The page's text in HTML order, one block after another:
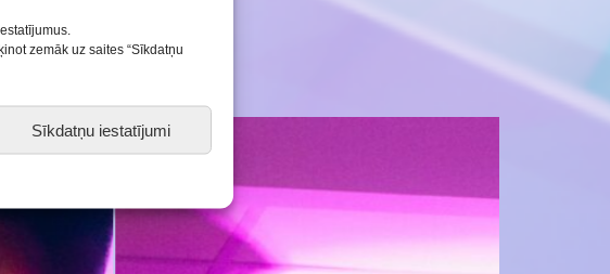
zemāk uz saites “Sīkdatņu
Sīkdatņu iestatījumi